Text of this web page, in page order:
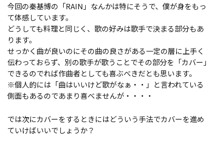
今回の秦基博の「RAIN」なんかは特にそうで、僕が身をもっ
て体感しています。
どうしても料理と同じく、歌の好みは歌手で決まる部分もあ
ります。
せっかく曲が良いのにその曲の良さがある一定の層に上手く
伝わっておらず、別の歌手が歌うことでその部分を「カバー」
できるのでれば作曲者としても喜ぶべきだとも思います。
※個人的には「曲はいいけど歌がなぁ・・」と言われている
側面もあるのであまり喜べませんが・・・・
では次にカバーをするときにはどういう手法でカバーを進め
ていけばいいでしょうか？